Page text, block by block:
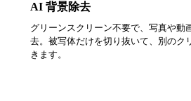
AI 背景除去
グリーンスクリーン不要で、写真や動
去。被写体だけを切り抜いて、別のク
きます。